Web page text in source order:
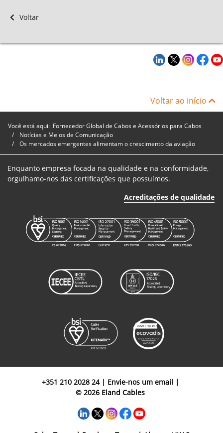
Voltar
Voltar ao início
Você está aqui: Fornecedor Global de Cabos e Acessórios para Cabos
Notícias e Meios de Comunicação
Os mercados emergentes alimentam o crescimento da aviação
Enquanto empresa focada na qualidade e na conformidade,
orgulhamo-nos das certificações que possuímos.
Acreditações de qualidade
+351 210 2028 24| Envie-nos um email |
© 2026 Eland Cables